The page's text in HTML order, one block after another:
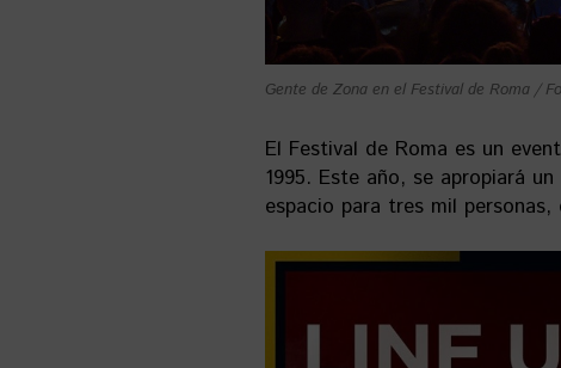
Gente de Zona en el Festival de Roma /
El Festival de Roma es un
1995. Este año, se apropiará
espacio para tres mil